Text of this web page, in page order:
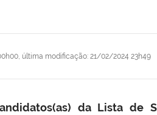
, última modificação: 21/02/2024 23h49
da Lista de